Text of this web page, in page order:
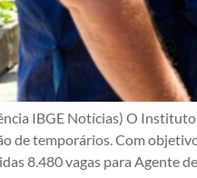
IBGE Notícias) O
de temporários. Com
8.480 vagas para Agente